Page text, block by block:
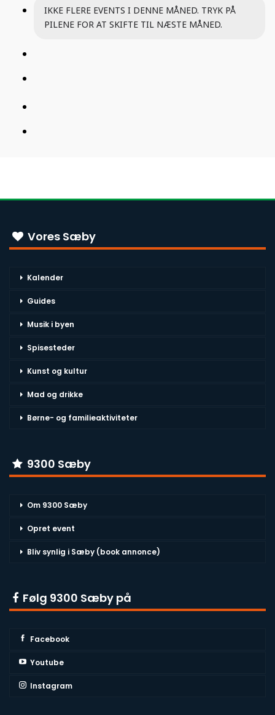
IKKE FLERE EVENTS I DENNE MÅNED. TRYK PÅ
PILENE FOR AT SKIFTE TIL NÆSTE MÅNED.
Vores Sæby
Kalender
Guides
Musik i byen
Spisesteder
Kunst og kultur
Mad og drikke
Børne- og familieaktiviteter
9300 Sæby
Om 9300 Sæby
Opret event
Bliv synlig i Sæby (book annonce)
Følg 9300 Sæby på
Facebook
Youtube
Instagram